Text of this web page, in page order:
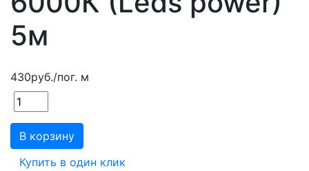
5м
430руб./пог. м
В корзину
Купить в один клик